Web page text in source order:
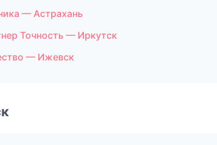
— Астрахань
Точность — Иркутск
— Ижевск